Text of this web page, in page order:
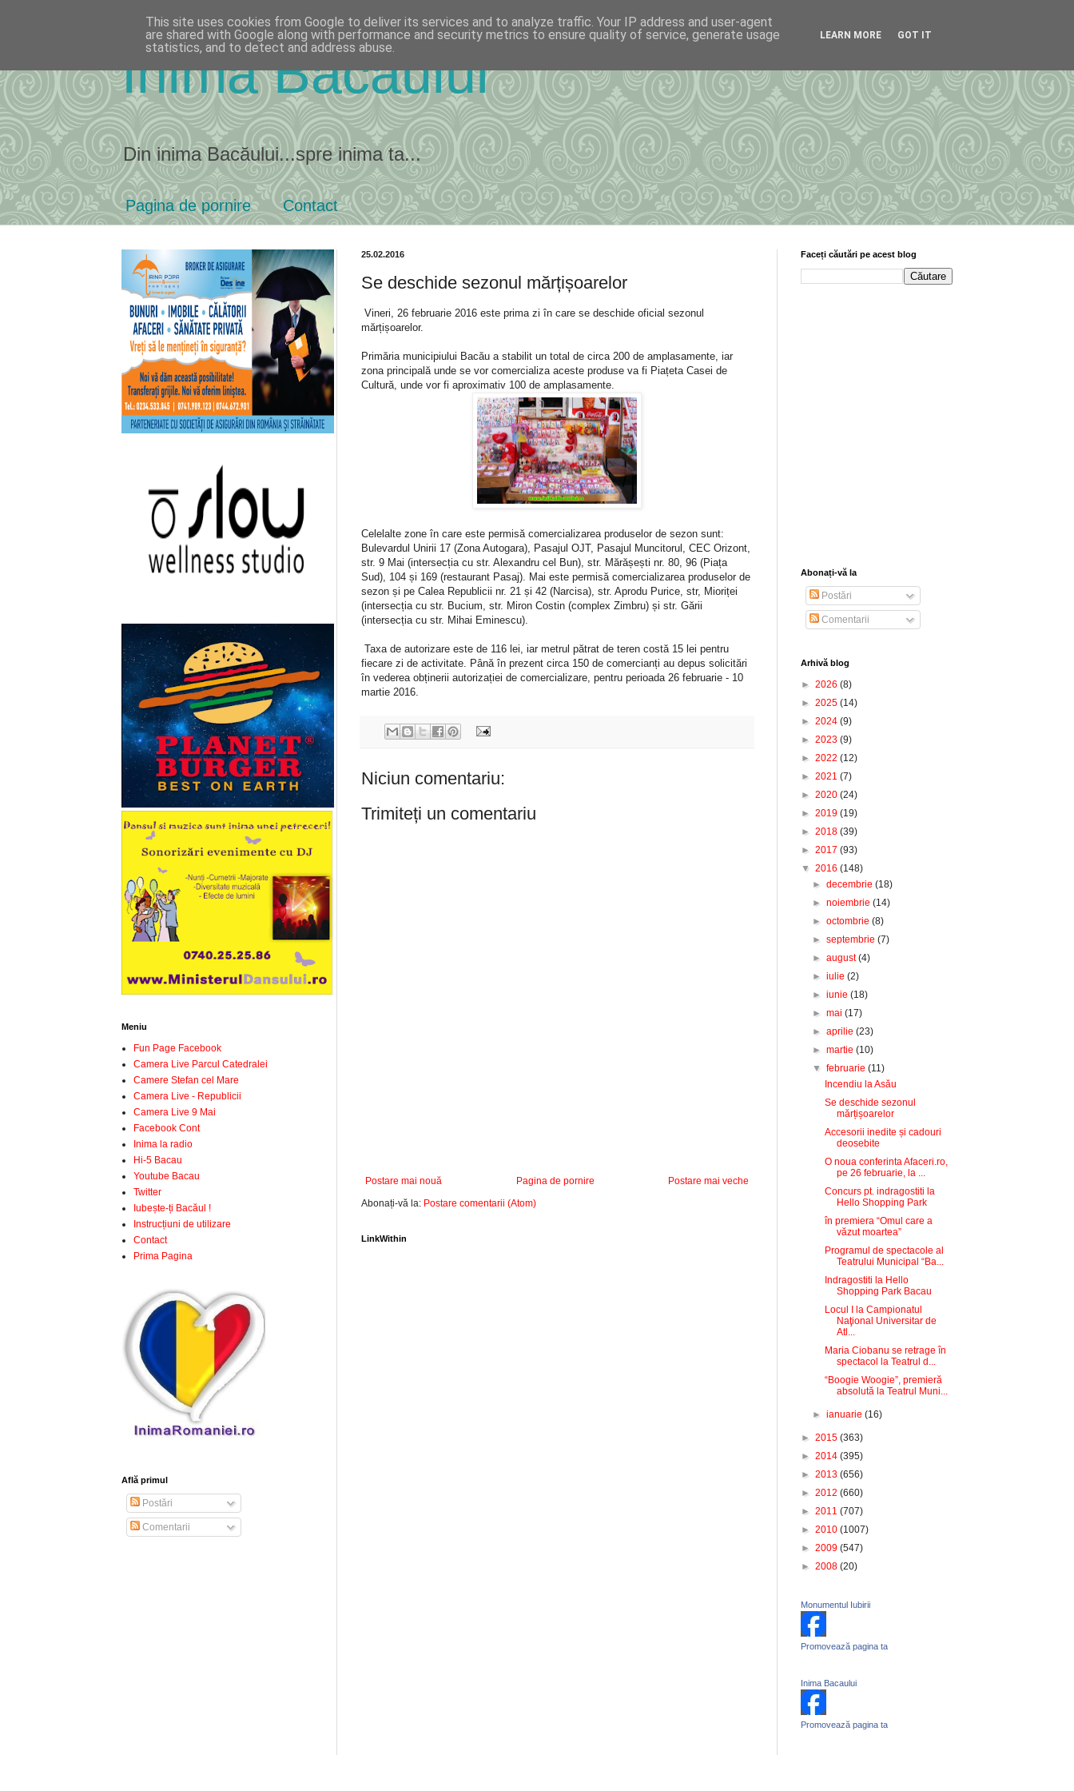
Inima Bacăului
Din inima Bacăului...spre inima ta...
Pagina de pornire Contact
25.02.2016
Se deschide sezonul mărțișoarelor
Vineri, 26 februarie 2016 este prima zi în care se deschide oficial sezonul
mărțișoarelor.
Primăria municipiului Bacău a stabilit un total de circa 200 de amplasamente, iar
zona principală unde se vor comercializa aceste produse va fi Piațeta Casei de
Cultură, unde vor fi aproximativ 100 de amplasamente.
Celelalte zone în care este permisă comercializarea produselor de sezon sunt:
Bulevardul Unirii 17 (Zona Autogara), Pasajul OJT, Pasajul Muncitorul, CEC Orizont,
str. 9 Mai (intersecția cu str. Alexandru cel Bun), str. Mărășești nr. 80, 96 (Piața
Sud), 104 și 169 (restaurant Pasaj). Mai este permisă comercializarea produselor de
sezon și pe Calea Republicii nr. 21 și 42 (Narcisa), str. Aprodu Purice, str, Mioriței
(intersecția cu str. Bucium, str. Miron Costin (complex Zimbru) și str. Gării
(intersecția cu str. Mihai Eminescu).
Taxa de autorizare este de 116 lei, iar metrul pătrat de teren costă 15 lei pentru
fiecare zi de activitate. Până în prezent circa 150 de comercianți au depus solicitări
în vederea obținerii autorizației de comercializare, pentru perioada 26 februarie - 10
martie 2016.
Niciun comentariu:
Trimiteți un comentariu
Postare mai nouă Postare mai veche
Pagina de pornire
Abonați-vă la: Postare comentarii (Atom)
LinkWithin
Meniu
Fun Page Facebook
Camera Live Parcul Catedralei
Camere Stefan cel Mare
Camera Live - Republicii
Camera Live 9 Mai
Facebook Cont
Inima la radio
Hi-5 Bacau
Youtube Bacau
Twitter
Iubește-ți Bacăul !
Instrucțiuni de utilizare
Contact
Prima Pagina
Află primul
Postări
Comentarii
Faceți căutări pe acest blog
Abonați-vă la
Postări
Comentarii
Arhivă blog
► 2026 (8)
► 2025 (14)
► 2024 (9)
► 2023 (9)
► 2022 (12)
► 2021 (7)
► 2020 (24)
► 2019 (19)
► 2018 (39)
► 2017 (93)
▼ 2016 (148)
►decembrie(18)
►noiembrie(14)
►octombrie(8)
►septembrie(7)
►august(4)
►iulie(2)
►iunie(18)
►mai(17)
►aprilie(23)
►martie(10)
▼februarie(11)
Incendiu la Asău
Se deschide sezonul
mărțișoarelor
Accesorii inedite și cadouri
deosebite
O noua conferinta Afaceri.ro,
pe 26 februarie, la ...
Concurs pt. indragostiti la
Hello Shopping Park
în premiera “Omul care a
văzut moartea”
Programul de spectacole al
Teatrului Municipal “Ba...
Indragostiti la Hello
Shopping Park Bacau
Locul I la Campionatul
Naţional Universitar de
Atl...
Maria Ciobanu se retrage în
spectacol la Teatrul d...
“Boogie Woogie”, premieră
absolută la Teatrul Muni...
►ianuarie(16)
► 2015 (363)
► 2014 (395)
► 2013 (656)
► 2012 (660)
► 2011 (707)
► 2010 (1007)
► 2009 (547)
► 2008 (20)
Monumentul Iubirii
Promovează pagina ta
Inima Bacaului
Promovează pagina ta
This site uses cookies from Google to deliver its services and to analyze traffic. Your IP address and user-agent
are shared with Google along with performance and security metrics to ensure quality of service, generate usage
statistics, and to detect and address abuse.
LEARN MORE GOT IT